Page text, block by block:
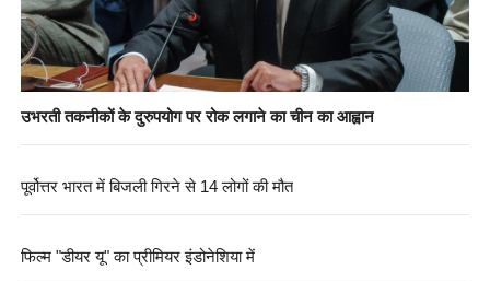
उभरती तकनीकों के दुरुपयोग पर रोक लगाने का चीन का आह्वान
पूर्वोत्तर भारत में बिजली गिरने से 14 लोगों की मौत
फिल्म "डीयर यू" का प्रीमियर इंडोनेशिया में